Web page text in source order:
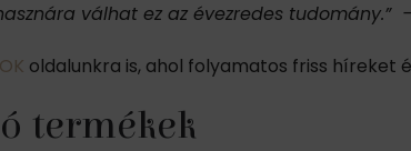
válhat ez az évezredes tudomány.”
oldalunkra is, ahol folyamatos friss
termékek